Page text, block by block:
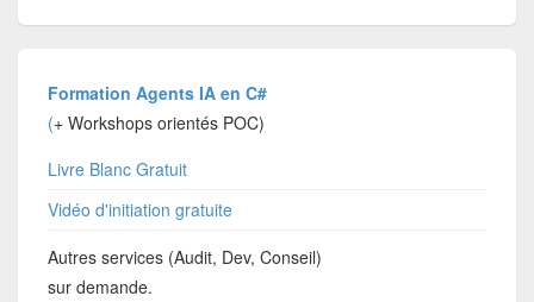
Formation Agents IA en C#
(+ Workshops orientés POC)
Livre Blanc Gratuit
Vidéo d'initiation gratuite
Autres services (Audit, Dev, Conseil)
sur demande.